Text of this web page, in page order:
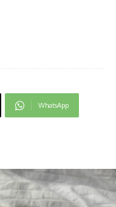
WhatsApp